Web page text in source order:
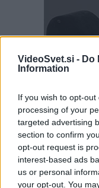
VideoSvet.si - Do
Information
If you wish to opt-
processing of your
targeted advertising
section to confirm
opt-out request is
interest-based ads
us or personal
your opt-out. You